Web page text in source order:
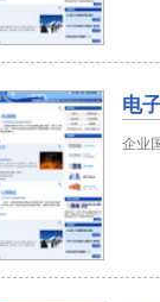
电
企业